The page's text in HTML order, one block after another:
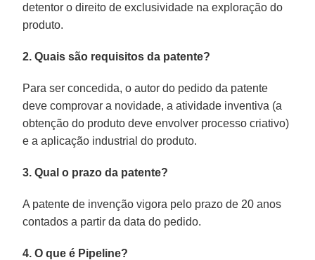
detentor o direito de exclusividade na exploração do
produto.
2. Quais são requisitos da patente?
Para ser concedida, o autor do pedido da patente
deve comprovar a novidade, a atividade inventiva (a
obtenção do produto deve envolver processo criativo)
e a aplicação industrial do produto.
3. Qual o prazo da patente?
A patente de invenção vigora pelo prazo de 20 anos
contados a partir da data do pedido.
4. O que é Pipeline?